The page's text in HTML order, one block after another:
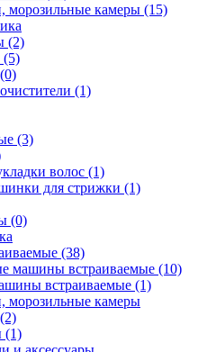
морозильные камеры (15)
(2)
(5)
(1)
(3)
волос (1)
для стрижки (1)
(0)
(38)
машины встраиваемые (10)
встраиваемые (1)
морозильные камеры
(1)